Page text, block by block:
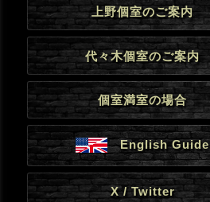
上野個室のご案内
代々木個室のご案内
個室満室の場合
English Guide
X / Twitter